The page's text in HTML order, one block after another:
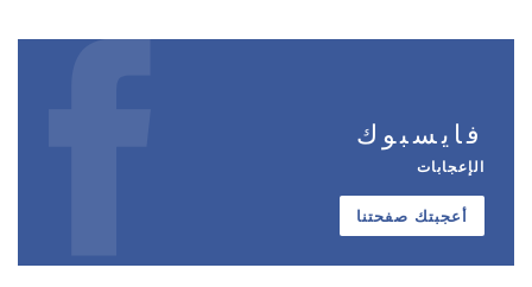
فايسبوك
الإعجابات
أعجبتك صفحتنا